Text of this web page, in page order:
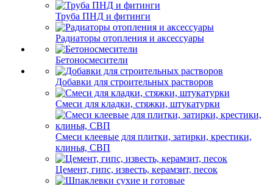
Труба ПНД и фитинги
Радиаторы отопления и аксессуары
Бетоносмесители
Добавки для строительных растворов
Смеси для кладки, стяжки, штукатурки
Смеси клеевые для плитки, затирки, крестики,
клинья, СВП
Цемент, гипс, известь, керамзит, песок